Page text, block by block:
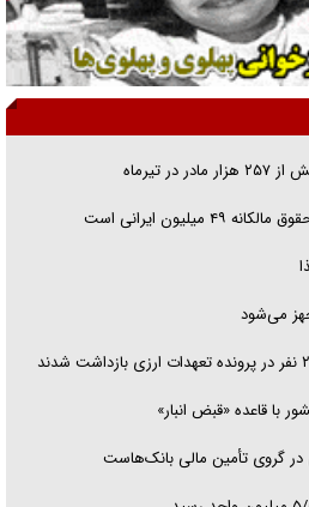
مکانت معنوی رهبر شهید را
تیرماه
ایرانی است
می‌شود
گروی تأمین مالی بانک‌هاست